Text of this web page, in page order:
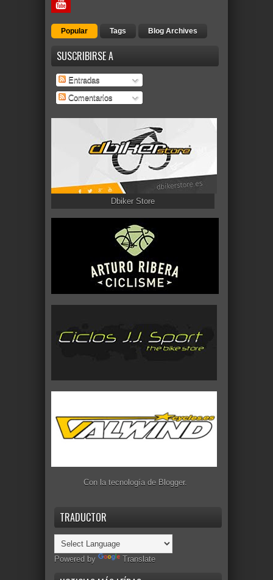
Popular Tags Blog Archives
SUSCRIBIRSE A
Entradas
Comentarios
Dbiker Store
Con la tecnología de Blogger.
TRADUCTOR
Powered by Translate